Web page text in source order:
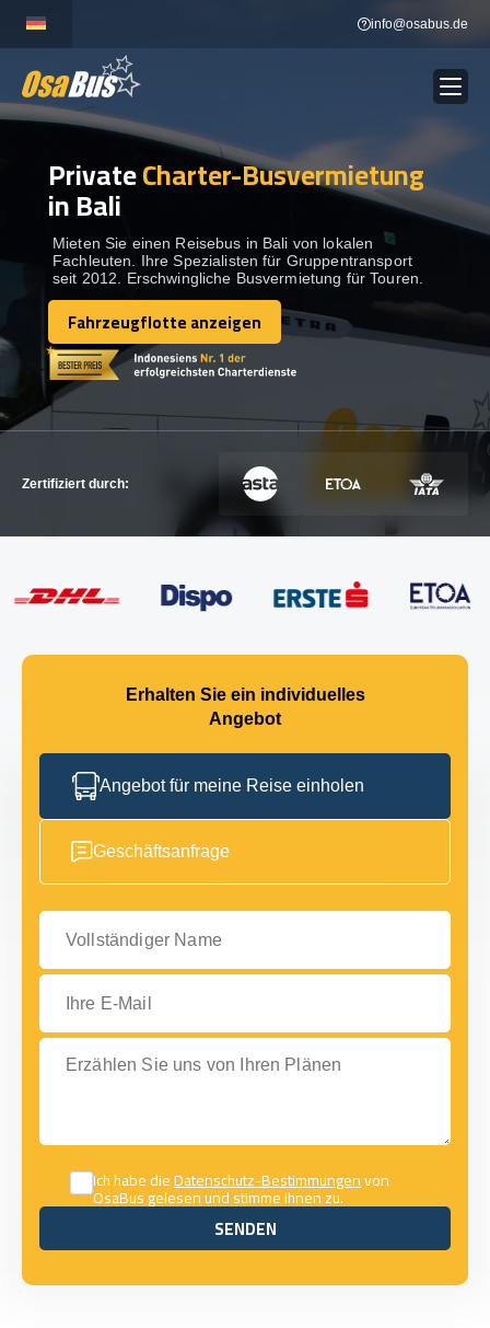
content
info@osabus.de
BUSVERMIETUNG Show dropdown
REISEZIELE Show dropdown
FLOTTE
KONTAKTIEREN SIE UNS
KONTAKTIEREN SIE UNS
PrivateCharter-Busvermietung
in Bali
Mieten Sie einen Reisebus in Bali von lokalen
Fachleuten. Ihre Spezialisten für Gruppentransport
seit 2012. Erschwingliche Busvermietung für Touren.
Fahrzeugflotte anzeigen
Fahrzeugflotte anzeigen
Zertifiziert durch:
Erhalten Sie ein individuelles
Angebot
Angebot für meine Reise einholen
Geschäftsanfrage
Vollständiger Name
Ihre E-Mail
Erzählen Sie uns von Ihren Plänen
Ich habe dieDatenschutz-Bestimmungenvon
OsaBus gelesen und stimme ihnen zu.
SENDEN
SENDEN